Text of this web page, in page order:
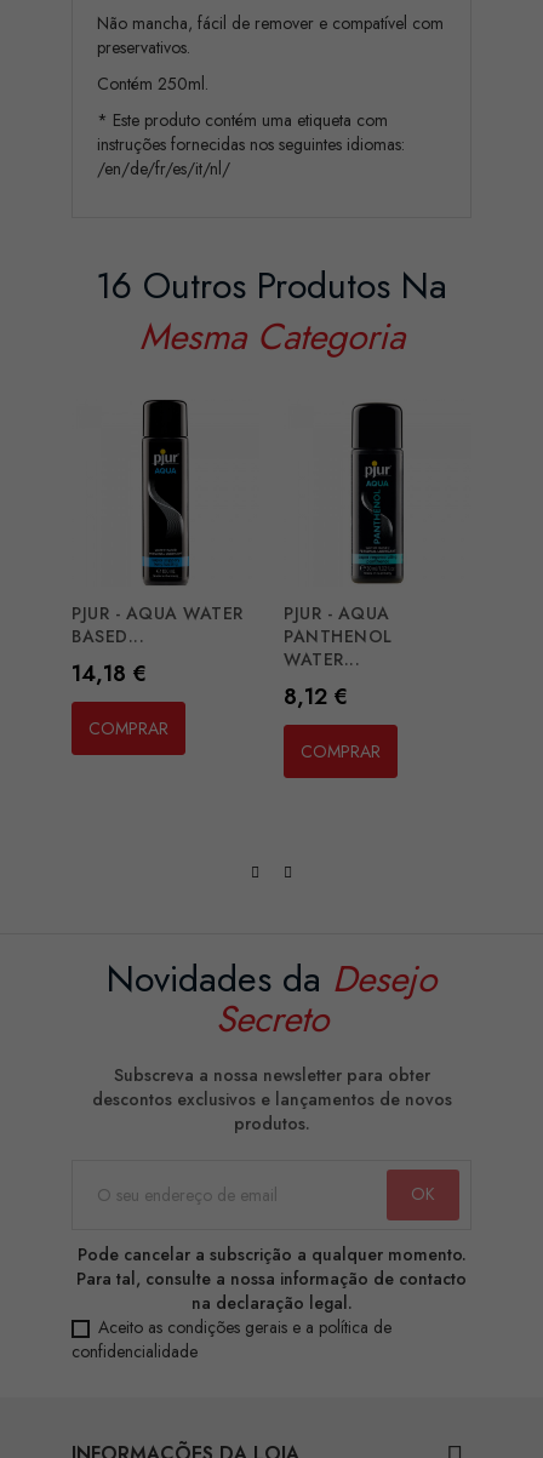
Não mancha, fácil de remover e compatível com
preservativos.
Contém 250ml.
* Este produto contém uma etiqueta com
instruções fornecidas nos seguintes idiomas:
/en/de/fr/es/it/nl/
16 Outros Produtos Na
Mesma Categoria
PJUR - AQUA WATER
BASED...
Preço
14,18 €
COMPRAR
PJUR - AQUA
PANTHENOL
WATER...
Preço
8,12 €
COMPRAR
Novidades da Desejo
Secreto
Subscreva a nossa newsletter para obter
descontos exclusivos e lançamentos de novos
produtos.
Pode cancelar a subscrição a qualquer momento.
Para tal, consulte a nossa informação de contacto
na declaração legal.
Aceito as condições gerais e a política de
confidencialidade